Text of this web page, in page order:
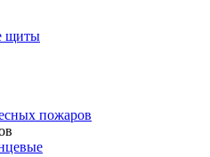
щиты
пожаров